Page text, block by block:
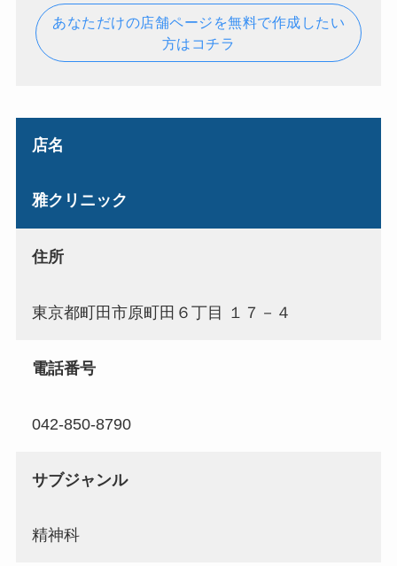
あなただけの店舗ページを無料で作成したい
方はコチラ
店名
雅クリニック
住所
東京都町田市原町田６丁目 １７－４
電話番号
042-850-8790
サブジャンル
精神科